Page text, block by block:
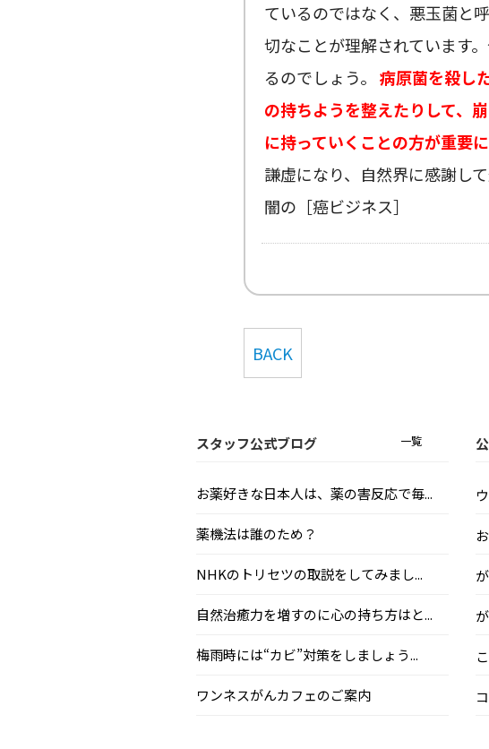
ているのではなく、悪玉菌と
切なことが理解されています
るのでしょう。 病原菌を殺し
の持ちようを整えたりして、
に持っていくことの方が重要
謙虚になり、自然界に感謝し
闇の［癌ビジネス］
BACK
スタッフ公式ブログ 一覧
お薬好きな日本人は、薬の害反応で毎...
薬機法は誰のため？
NHKのトリセツの取説をしてみまし...
自然治癒力を増すのに心の持ち方はと...
梅雨時には“カビ”対策をしましょう...
ワンネスがんカフェのご案内